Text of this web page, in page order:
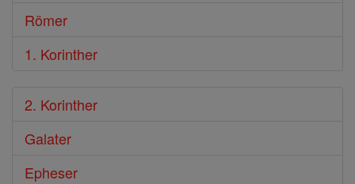
Römer
1. Korinther
2. Korinther
Galater
Epheser